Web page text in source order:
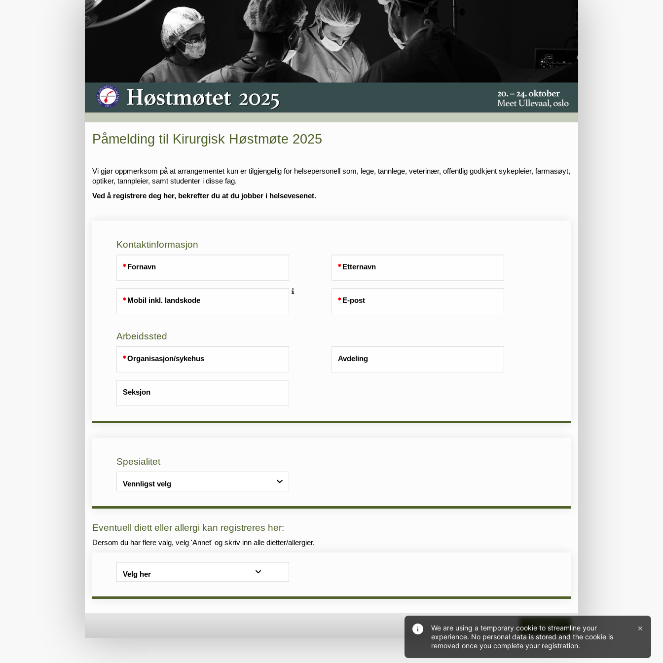
Påmelding til Kirurgisk Høstmøte 2025
Vi gjør oppmerksom på at arrangementet kun er tilgjengelig for helsepersonell som, lege, tannlege, veterinær, offentlig godkjent sykepleier, farmasøyt,
optiker, tannpleier, samt studenter i disse fag.
Ved å registrere deg her, bekrefter du at du jobber i helsevesenet.
Kontaktinformasjon
Fornavn Etternavn
Mobil inkl. landskode E-post
Arbeidssted
Organisasjon/sykehus Avdeling
Seksjon
Spesialitet
Vennligst velg
Eventuell diett eller allergi kan registreres her:
Dersom du har flere valg, velg 'Annet' og skriv inn alle dietter/allergier.
Velg her
Neste
We are using a temporary cookie to streamline your
experience. No personal data is stored and the cookie is
removed once you complete your registration.
×